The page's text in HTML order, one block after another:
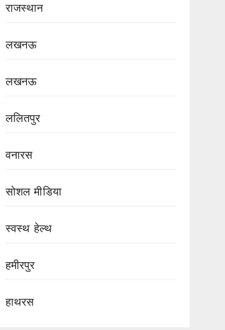
राजस्थान
लखनऊ
लखनऊ
ललितपुर
वनारस
सोशल मीडिया
स्वस्थ हेल्थ
हमीरपुर
हाथरस